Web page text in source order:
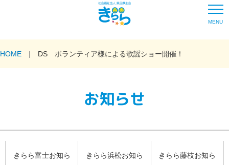
MENU
HOME DS ボランティア様による歌謡ショー開催！
お知らせ
きらら富士お知ら
きらら浜松お知ら
きらら藤枝お知ら